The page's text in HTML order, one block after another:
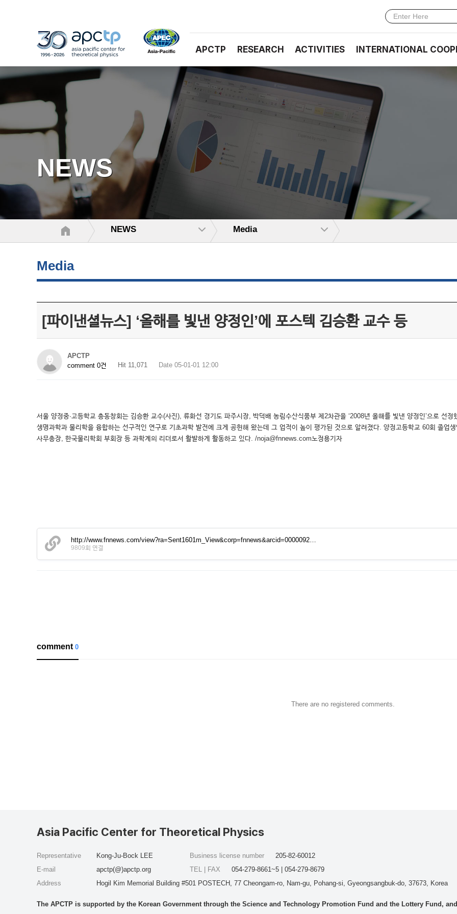
APCTP RESEARCH ACTIVITIES INTERNATIONAL
NEWS
NEWS Media
Media
[파이낸셜뉴스] ‘올해를 빛낸 양정인’에 포스텍 김승환 교수 등
APCTP
comment 0건
Hit 11,071 Date 05-01-01 12:00
서울 양정중·고등학교 총동창회는 김승환 교수(사진), 류화선 경기도 파주시장, 박덕배 농림수산식품부 제2차관을 ‘2008년 올해를 빛낸 양정인’으로 선
생명과학과 물리학을 융합하는 선구적인 연구로 기초과학 발전에 크게 공헌해 왔는데 그 업적이 높이 평가된 것으로 알려졌다. 양정고등학교 60회 졸업
사무총장, 한국물리학회 부회장 등 과학계의 리더로서 활발하게 활동하고 있다. /noja@fnnews.com노정용기자
http://www.fnnews.com/view?ra=Sent1601m_View&corp=fnnews&arcid=0000092…
9809회 연결
comment0
There are no registered comments.
Asia Pacific Center for Theoretical Physics
Representative
Kong-Ju-Bock LEE
E-mail
apctp(@)apctp.org
Address
Hogil Kim Memorial Building #501 POSTECH, 77 Cheongam-ro, Nam-gu, Pohang-si, Gyeongsangbuk-do, 37673, Korea
Business license number
205-82-60012
TEL | FAX
054-279-8661~5 | 054-279-8679
The APCTP is supported by the Korean Government through the Science and Technology Promotion Fund and the Lottery Fund,